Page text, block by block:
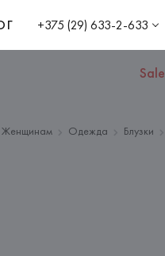
+375 (29) 633-2-633
Sale
Женщинам Одежда Блузки